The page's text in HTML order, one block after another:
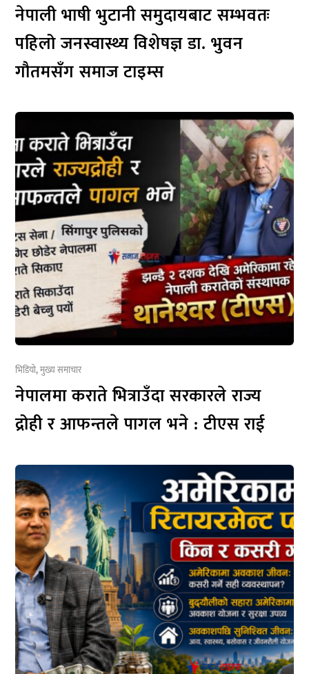
नेपाली भाषी भुटानी समुदायबाट सम्भवतः
पहिलो जनस्वास्थ्य विशेषज्ञ डा. भुवन
गौतमसँग समाज टाइम्स
भिडियो,मुख्य समाचार
नेपालमा कराते भित्राउँदा सरकारले राज्य
द्रोही र आफन्तले पागल भने : टीएस राई